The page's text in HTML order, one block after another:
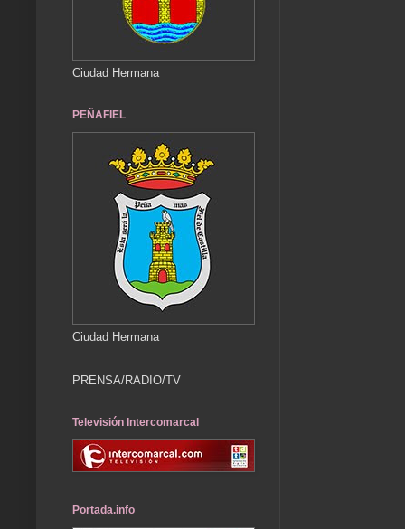
Ciudad Hermana
PEÑAFIEL
Ciudad Hermana
PRENSA/RADIO/TV
Televisión Intercomarcal
Portada.info